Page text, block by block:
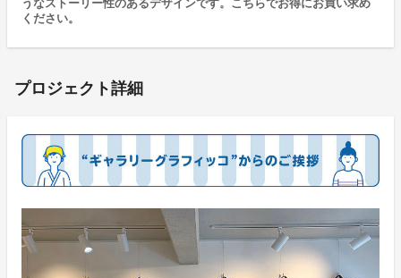
うなストーリー性のあるデザインです。こちらでお得にお買い求め
ください。
プロジェクト詳細